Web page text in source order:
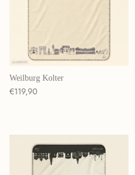
Weilburg Kolter
Normaler Preis
€119,90